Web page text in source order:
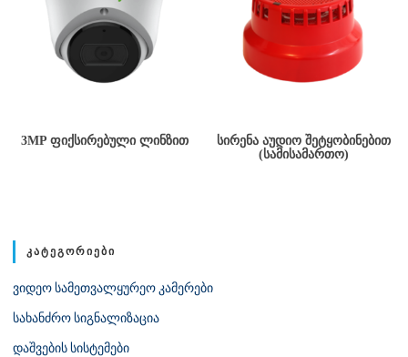
3MP ᲤᲘᲥᲡᲘᲠᲔᲑᲣᲚᲘ ᲚᲘᲜᲖᲘᲗ
ᲡᲘᲠᲔᲜᲐ ᲐᲣᲓᲘᲝ ᲨᲔᲢᲧᲝᲑᲘᲜᲔᲑᲘᲗ
(ᲡᲐᲛᲘᲡᲐᲛᲐᲠᲗᲝ)
ᲙᲐᲢᲔᲒᲝᲠᲘᲔᲑᲘ
ვიდეო სამეთვალყურეო კამერები
სახანძრო სიგნალიზაცია
დაშვების სისტემები